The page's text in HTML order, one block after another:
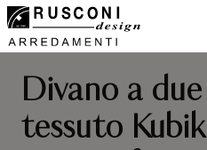
Divano a
tessuto